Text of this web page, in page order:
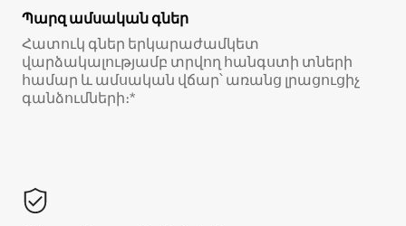
Պարզ ամսական գներ
Հատուկ գներ երկարաժամկետ
վարձակալությամբ տրվող հանգստի տների
համար և ամսական վճար՝ առանց լրացուցիչ
գանձումների։*